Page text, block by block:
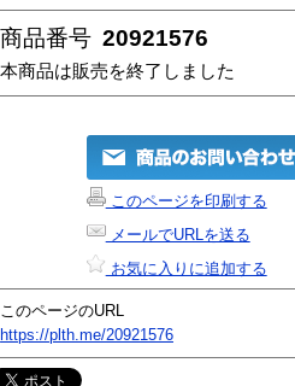
商品番号 20921576
本商品は販売を終了しました
このページを印刷する
メールでURLを送る
お気に入りに追加する
このページのURL
https://plth.me/20921576